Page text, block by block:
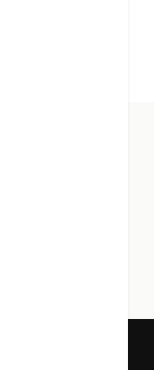
una